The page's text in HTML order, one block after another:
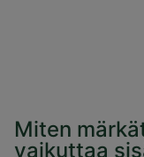
Miten
vaikuttaa